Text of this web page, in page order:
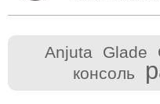
Anjuta Glade
консоль